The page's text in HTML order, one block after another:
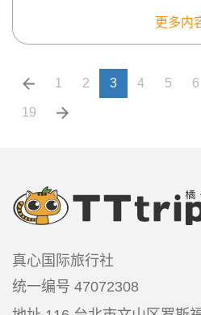
更多内
1 2 3 4 5 6
19
真心国际旅行社
统一编号 47072308